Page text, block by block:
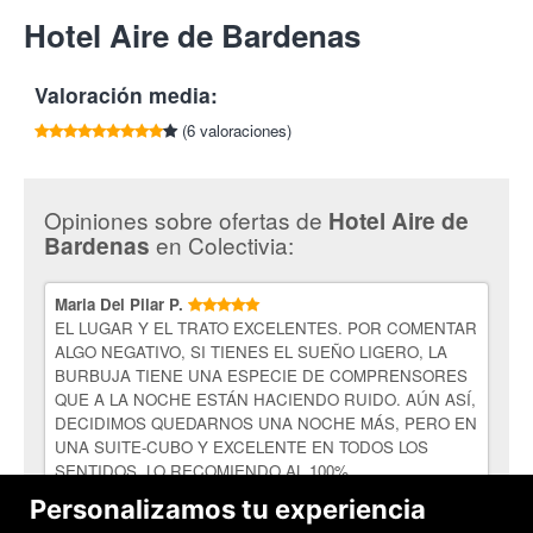
Aire de Bardenas ha sido galardonado con 26 premios de
cinco continentes.
* La entrada a las burbujas se realiza a partir de las 17:00h
* El check-out a las 12:00h. Late check-out (bajo disponibilidad)
* Las burbujas tienen climatización, ducha, wc seco y
electricidad
¡Escapadas increíbles en Colectivia!
Necesario reserva previa en el: 948 116 666.
Ctra. de Ejea, km 1,5
31500 Tudela
por cada amigo que compre esta oferta.
Hotel Aire de Bardenas
Valoración media:
(6 valoraciones)
Opiniones sobre ofertas de Hotel Aire de
Bardenas en Colectivia:
Maria Del Pilar P.
EL LUGAR Y EL TRATO EXCELENTES. POR COMENTAR
ALGO NEGATIVO, SI TIENES EL SUEÑO LIGERO, LA
BURBUJA TIENE UNA ESPECIE DE COMPRENSORES
QUE A LA NOCHE ESTÁN HACIENDO RUIDO. AÚN ASÍ,
DECIDIMOS QUEDARNOS UNA NOCHE MÁS, PERO EN
UNA SUITE-CUBO Y EXCELENTE EN TODOS LOS
SENTIDOS. LO RECOMIENDO AL 100%.
Personalizamos tu experiencia